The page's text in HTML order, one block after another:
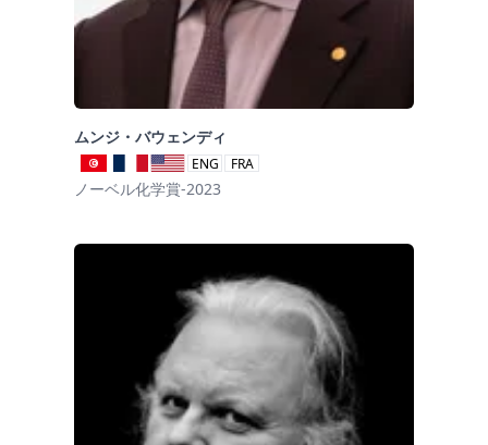
ムンジ・バウェンディ
ENG FRA
ノーベル化学賞-2023